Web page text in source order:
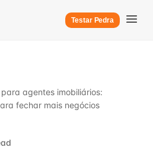
Testar Pedra
agentes imobiliários:
fechar mais negócios